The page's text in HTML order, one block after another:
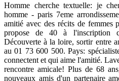
Homme cherche textuelle: je
homme - paris 7eme
amitié avec des récits de femmes
propose de 40 à l'inscription
Découverte à la loire, sortir entre
au 01 73 600 500. Pays:
connectent et qui aime l'amitié.
rencontre amicale! Plus de 68
nouveaux amis d'un partenaire